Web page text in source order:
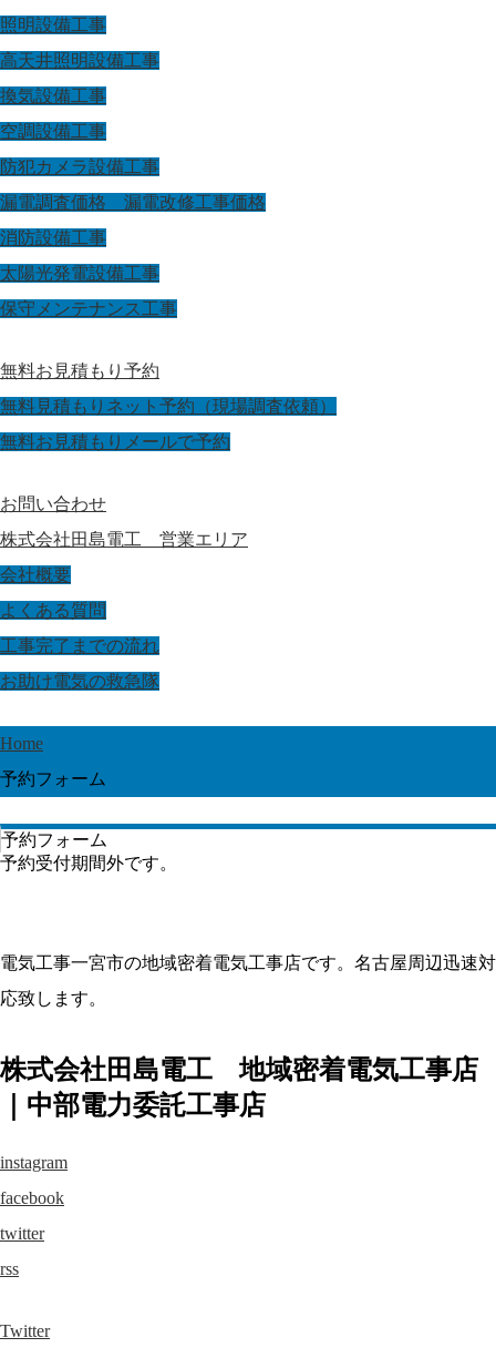
照明設備工事
高天井照明設備工事
換気設備工事
空調設備工事
防犯カメラ設備工事
漏電調査価格 漏電改修工事価格
消防設備工事
太陽光発電設備工事
保守メンテナンス工事
無料お見積もり予約
無料見積もりネット予約（現場調査依頼）
無料お見積もりメールで予約
お問い合わせ
株式会社田島電工 営業エリア
会社概要
よくある質問
工事完了までの流れ
お助け電気の救急隊
Home
予約フォーム
予約フォーム
予約受付期間外です。
電気工事一宮市の地域密着電気工事店です。名古屋周辺迅速対
応致します。
株式会社田島電工 地域密着電気工事店
｜中部電力委託工事店
instagram
facebook
twitter
rss
Twitter